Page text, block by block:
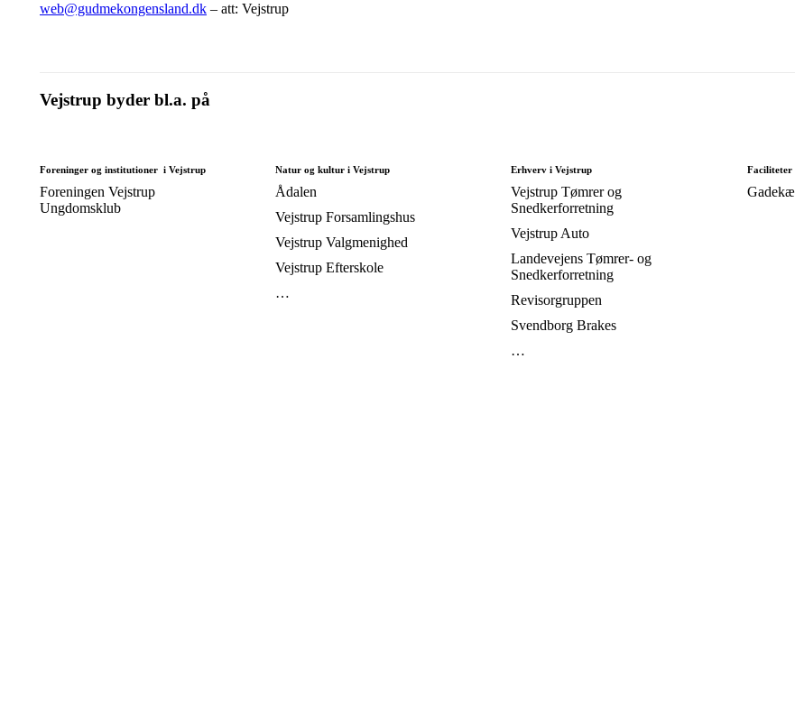
web@gudmekongensland.dk – att: Vejstrup
Vejstrup byder bl.a. på
Foreninger og institutioner i Vejstrup
Foreningen Vejstrup
Ungdomsklub
Natur og kultur i Vejstrup
Ådalen
Vejstrup Forsamlingshus
Vejstrup Valgmenighed
Vejstrup Efterskole
…
Erhverv i Vejstrup
Vejstrup Tømrer og
Snedkerforretning
Vejstrup Auto
Landevejens Tømrer- og
Snedkerforretning
Revisorgruppen
Svendborg Brakes
…
Faciliteter